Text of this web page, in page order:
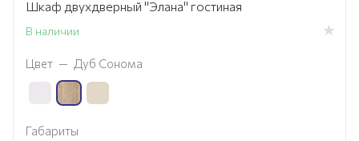
Шкаф двухдверный "Элана" гостиная
В наличии
Цвет — Дуб Сонома
Габариты